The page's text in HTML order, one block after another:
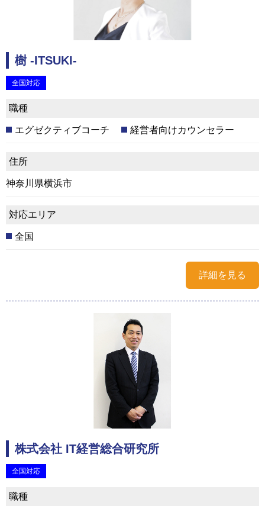
樹 -ITSUKI-
全国対応
職種
エグゼクティブコーチ 経営者向けカウンセラー
住所
神奈川県横浜市
対応エリア
全国
詳細を見る
株式会社 IT経営総合研究所
全国対応
職種